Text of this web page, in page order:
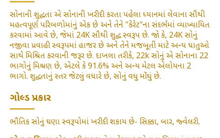
સોનાની શુદ્ધતા એ સોનાની ખરીદી કરતા પહેલા ધ્યાનમાં લેવાના સૌથી
મહત્વપૂર્ણ પરિબળોમાંનું એક છે અને તેને "કેરેટ"ના સંદર્ભમાં વ્યાખ્યાયિત
કરવામાં આવે છે, જેમાં 24K સૌથી શુદ્ધ સ્વરૂપ છે. જો કે, 24K સોનું
નજીવા પ્રવાહી સ્વરૂપમાં હાજર છે અને તેને મજબૂતી માટે અન્ય ધાતુઓ
સાથે મિશ્રિત કરવાની જરૂર છે. દાખલા તરીકે, 22k સોનું એ સોનાના 22
ભાગોનું મિશ્રણ છે, એટલે કે 91.6% અને અન્ય મેટલ એલોયના 2
ભાગો. શુદ્ધતાનું સ્તર જેટલું વધારે છે, સોનું વધુ મોંઘું છે.
ગોલ્ડ પ્રકાર
ભૌતિક સોનું ઘણા સ્વરૂપોમાં ખરીદી શકાય છે- સિક્કા, બાર, જ્વેલરી.